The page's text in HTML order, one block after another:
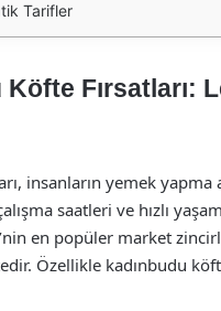
Tarifler
Köfte Fırsatları:
insanların yemek yapma
saatleri ve hızlı
en popüler market
Özellikle kadınbudu